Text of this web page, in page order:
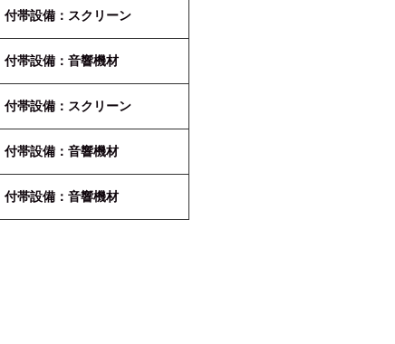
付帯設備：スクリーン
付帯設備：音響機材
付帯設備：スクリーン
付帯設備：音響機材
付帯設備：音響機材